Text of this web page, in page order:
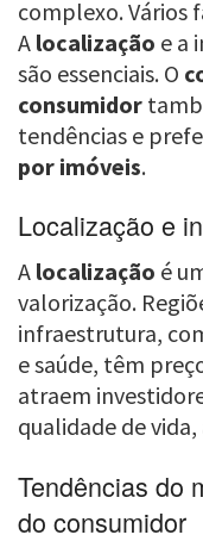
complexo. Vários
A localização e a
são essenciais. O
consumidor
tendências e
por imóveis.
Localização e
A localização é
valorização.
infraestrutura,
e saúde, têm
atraem
qualidade de
Tendências do
do consumidor